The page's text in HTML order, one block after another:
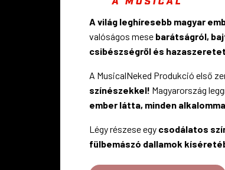
A világ leghíresebb magyar
valóságos mesebarátságról,
csibészségről és
A MusicalNeked Produkció első
színészekkel! Magyarország
ember látta, minden
Légy részese egy csodálatos
fülbemászó dallamok